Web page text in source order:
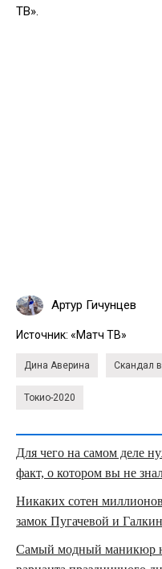
ТВ».
Артур Гичунцев
Источник: «Матч ТВ»
Дина Аверина Скандал
Токио-2020
Для чего на самом деле
факт, о котором вы не
Никаких сотен
замок Пугачевой и
Самый модный маникюр